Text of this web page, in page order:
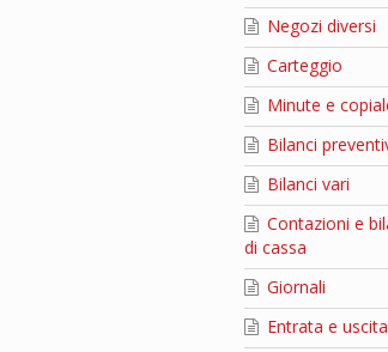
Negozi diversi
Carteggio
Minute e
Bilanci
Bilanci vari
Contazioni e
di cassa
Giornali
Entrata e